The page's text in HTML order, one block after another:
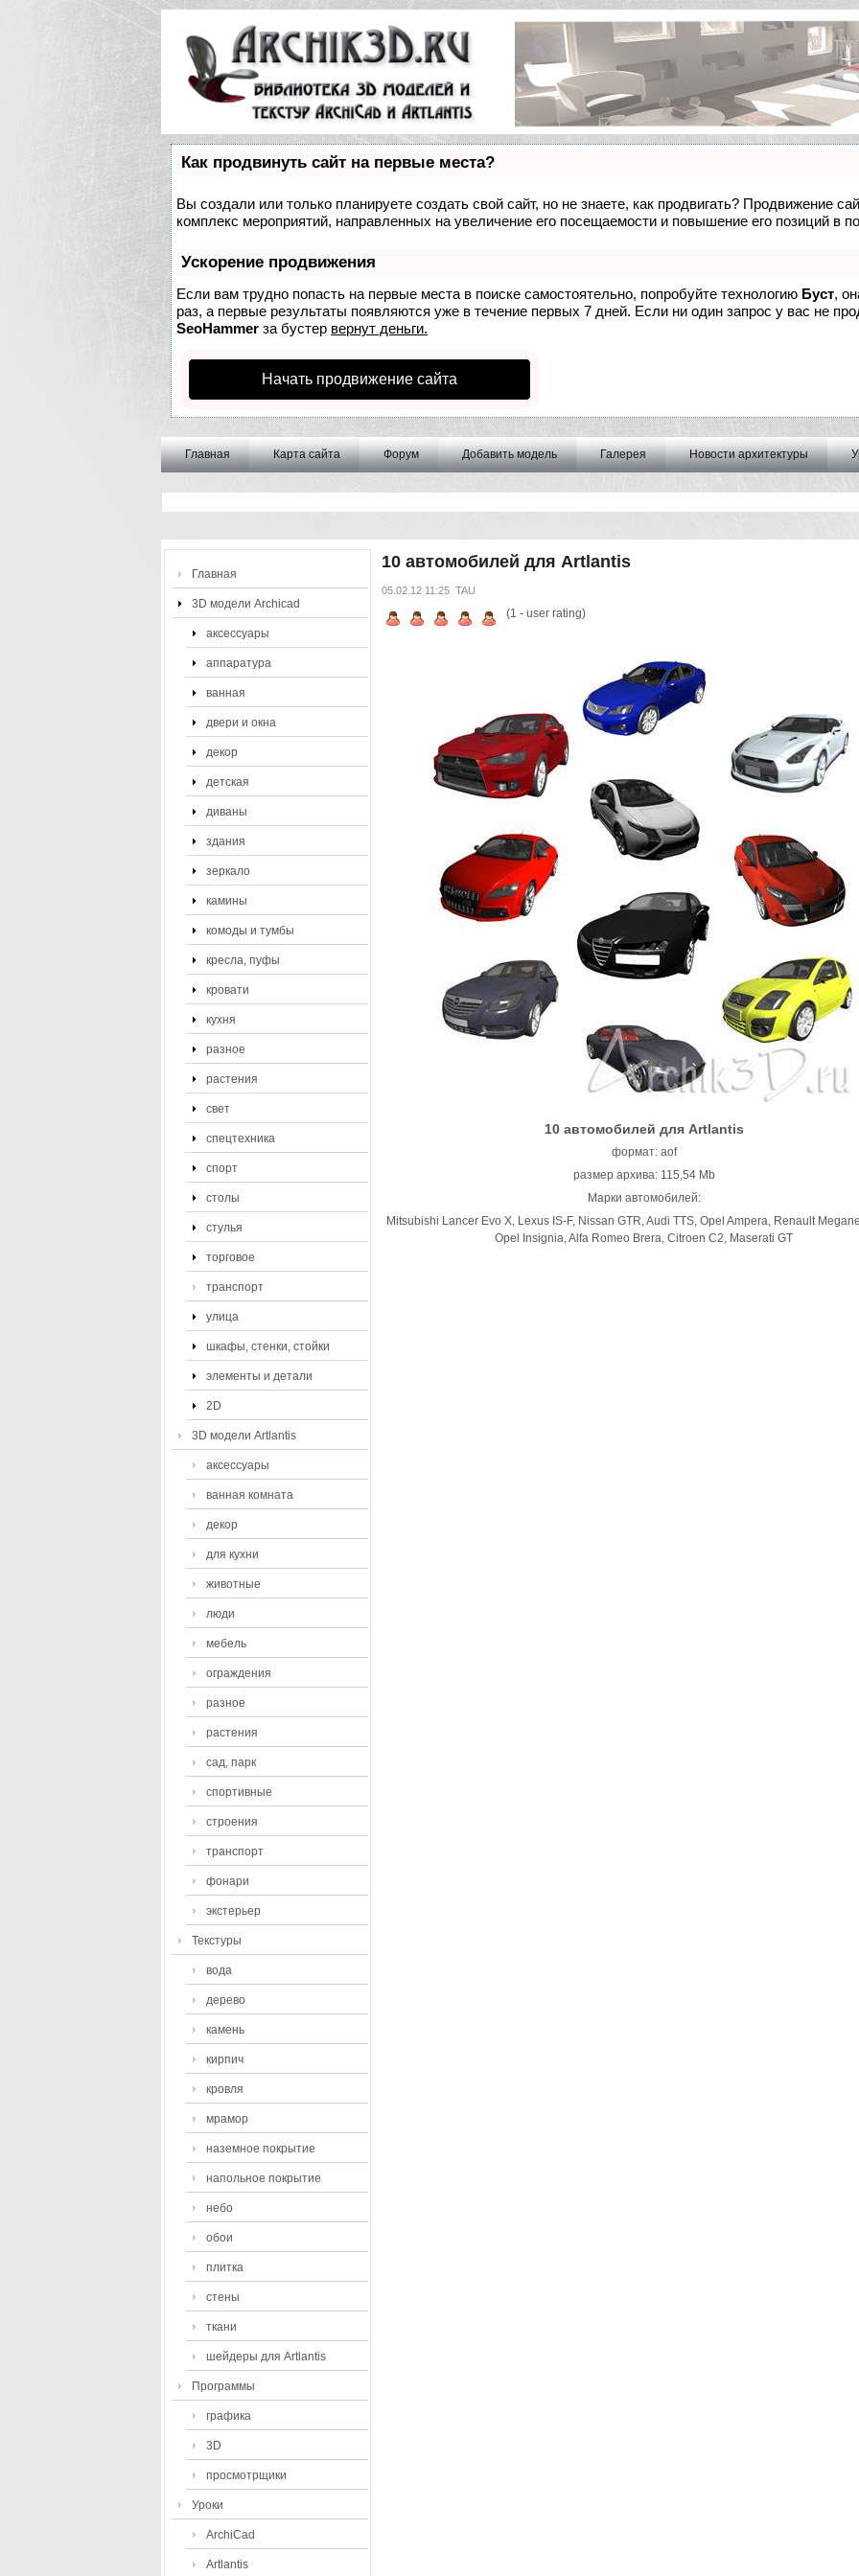
Как продвинуть сайт на первые места?
Вы создали или только планируете создать свой сайт, но не знаете, как продвигать? Продвижение
комплекс мероприятий, направленных на увеличение его посещаемости и повышение его позиций в
Ускорение продвижения
Если вам трудно попасть на первые места в поиске самостоятельно, попробуйте технологию Буст,
раз, а первые результаты появляются уже в течение первых 7 дней. Если ни один запрос у вас не
SeoHammer за бустер вернут деньги.
Начать продвижение сайта
Главная Карта сайта Форум Добавить модель Галерея Новости архитектуры
Главная
3D модели Archicad
аксессуары
аппаратура
ванная
двери и окна
декор
детская
диваны
здания
зеркало
камины
комоды и тумбы
кресла, пуфы
кровати
кухня
разное
растения
свет
спецтехника
спорт
столы
стулья
торговое
транспорт
улица
шкафы, стенки, стойки
элементы и детали
2D
3D модели Artlantis
аксессуары
ванная комната
декор
для кухни
животные
люди
мебель
ограждения
разное
растения
сад, парк
спортивные
строения
транспорт
фонари
экстерьер
Текстуры
вода
дерево
камень
кирпич
кровля
мрамор
наземное покрытие
напольное покрытие
небо
обои
плитка
стены
ткани
шейдеры для Artlantis
Программы
графика
3D
просмотрщики
Уроки
ArchiCad
Artlantis
10 автомобилей для Artlantis
05.02.12 11:25 TAU
(1 - user rating)
10 автомобилей для Artlantis
формат: aof
размер архива: 115,54 Mb
Марки автомобилей:
Mitsubishi Lancer Evo X, Lexus IS-F, Nissan GTR, Audi TTS, Opel Ampera, Renault
Opel Insignia, Alfa Romeo Brera, Citroen C2, Maserati GT